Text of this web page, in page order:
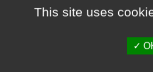
This site uses